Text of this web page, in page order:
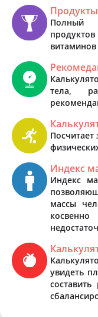
Полный
тела,
Посчитает
Индекс
Индекс
массы
увидеть